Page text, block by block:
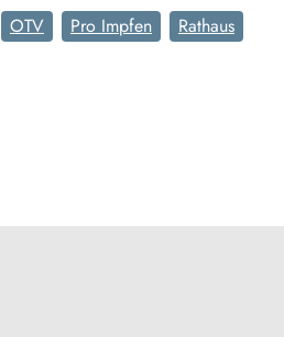
OTV Pro Impfen
Rathaus